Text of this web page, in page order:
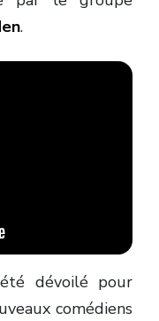
.
dévoilé pour
comédiens